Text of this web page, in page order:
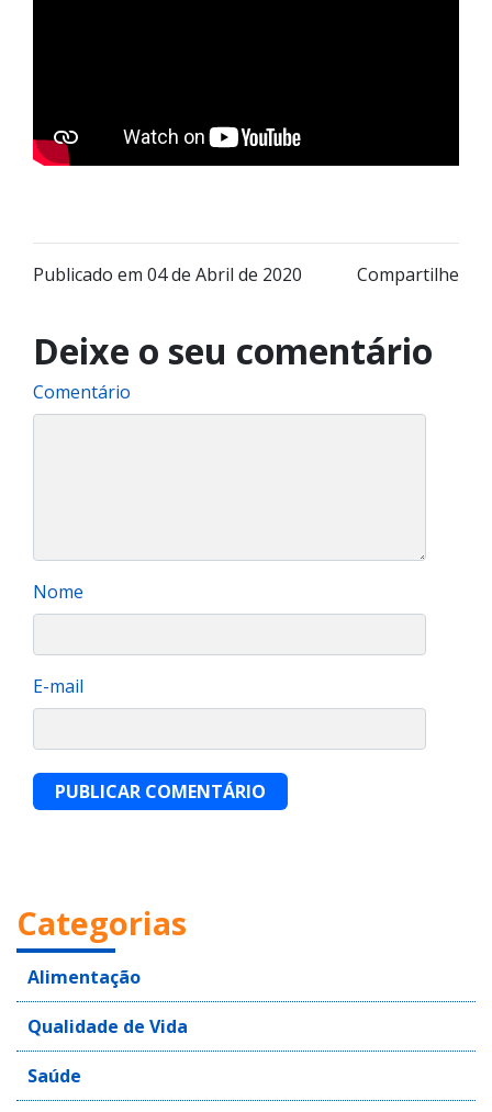
Publicado em 04 de Abril de 2020 Compartilhe
Deixe o seu comentário
Comentário
Nome
E-mail
PUBLICAR COMENTÁRIO
Categorias
Alimentação
Qualidade de Vida
Saúde